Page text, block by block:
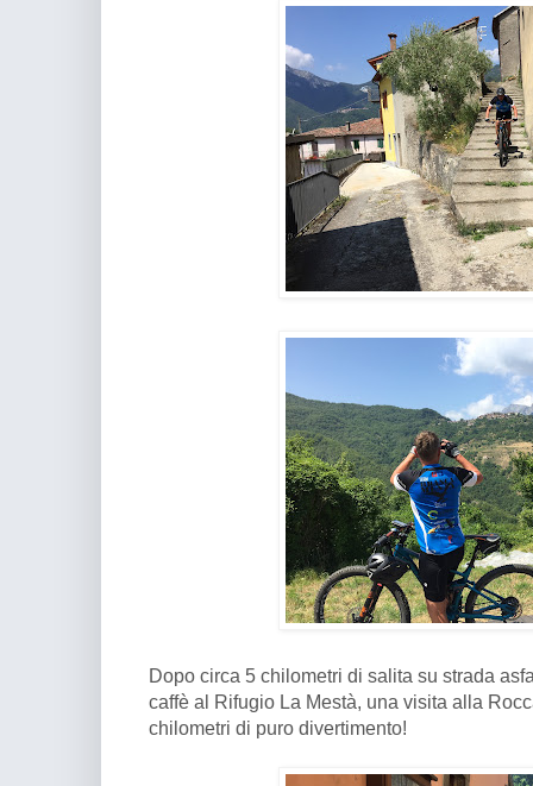
Dopo circa 5 chilometri di salita su strada
caffè al Rifugio La Mestà, una visita alla
chilometri di puro divertimento!